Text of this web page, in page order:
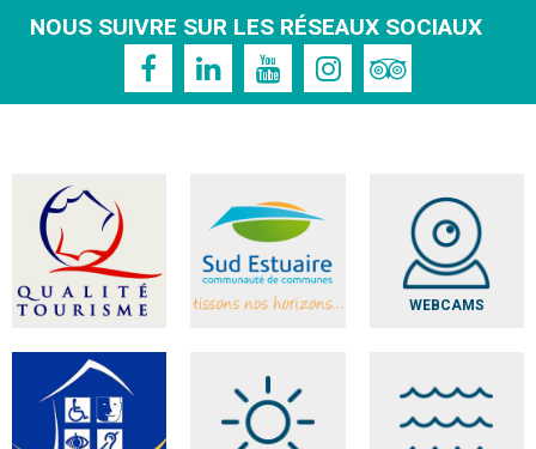
NOUS SUIVRE SUR LES RÉSEAUX SOCIAUX
WEBCAMS